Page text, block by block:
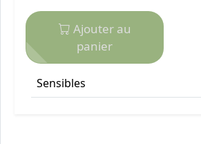
Ajouter au
panier
Sensibles